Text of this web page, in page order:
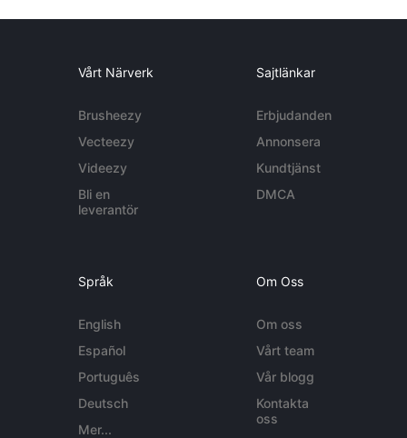
Vårt Närverk
Brusheezy
Vecteezy
Videezy
Bli en
leverantör
Sajtlänkar
Erbjudanden
Annonsera
Kundtjänst
DMCA
Språk
English
Español
Português
Deutsch
Mer...
Om Oss
Om oss
Vårt team
Vår blogg
Kontakta
oss